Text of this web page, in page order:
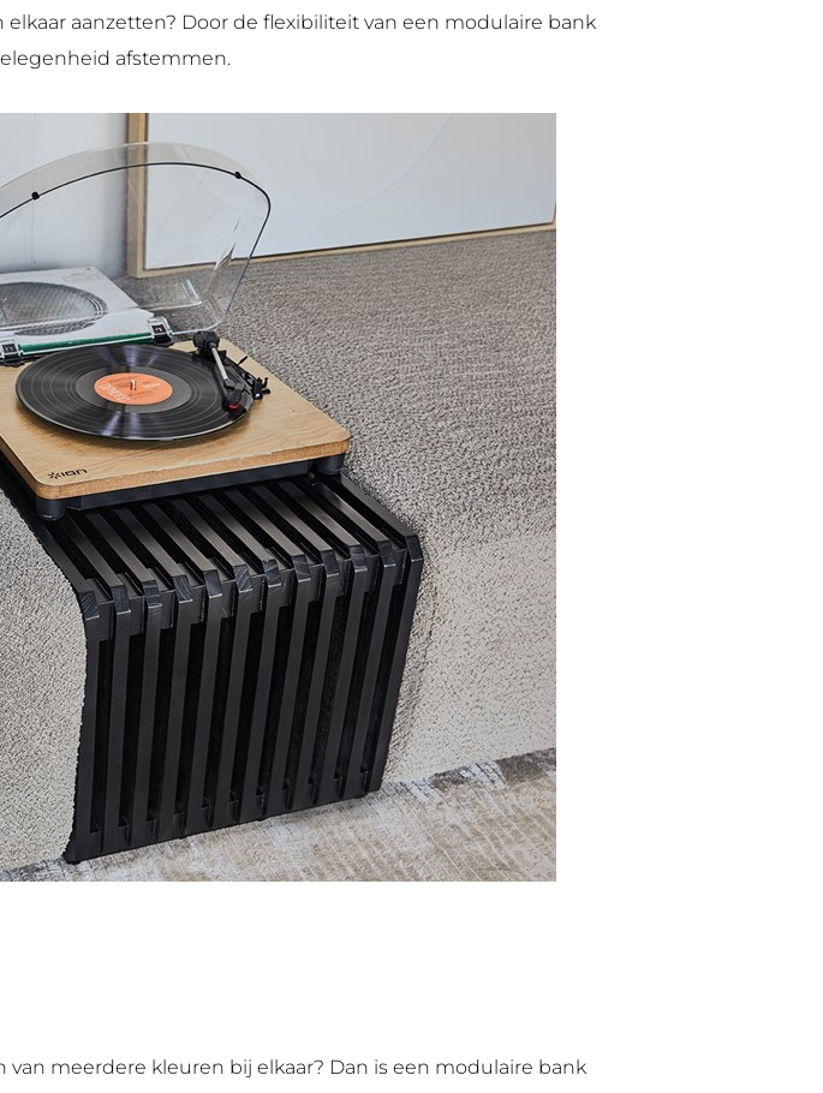
aanzetten? Door de flexibiliteit van een modulaire bank
afstemmen.
meerdere kleuren bij elkaar? Dan is een modulaire bank